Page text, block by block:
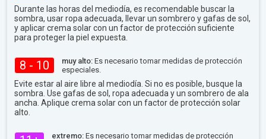
Durante las horas del mediodía, es recomendable buscar la
sombra, usar ropa adecuada, llevar un sombrero y gafas de sol,
y aplicar crema solar con un factor de protección suficiente
para proteger la piel expuesta.
8 - 10 muy alto: Es necesario tomar medidas de protección
especiales.
Evite estar al aire libre al mediodía. Si no es posible, busque la
sombra. Use gafas de sol, ropa adecuada y un sombrero de ala
ancha. Aplique crema solar con un factor de protección solar
alto.
extremo: Es necesario tomar medidas de protección